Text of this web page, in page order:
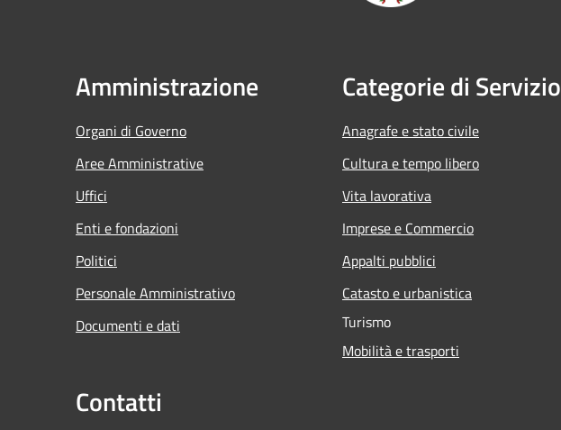
Amministrazione
Organi di Governo
Aree Amministrative
Uffici
Enti e fondazioni
Politici
Personale Amministrativo
Documenti e dati
Categorie di Servizio
Anagrafe e stato civile
Cultura e tempo libero
Vita lavorativa
Imprese e Commercio
Appalti pubblici
Catasto e urbanistica
Turismo
Mobilità e trasporti
Contatti